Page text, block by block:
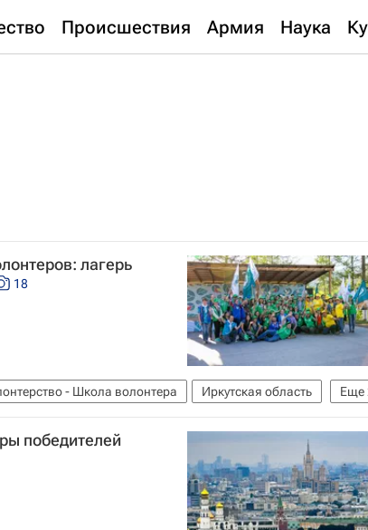
Происшествия Армия Наука
лагерь
18
Еще
- Школа волонтера
Иркутская область
РФ (Минприроды России)
победителей